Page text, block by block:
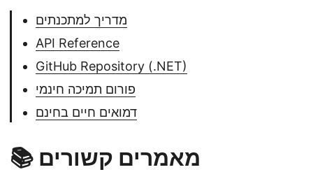
מדריך למתכנתים
API Reference
GitHub Repository (.NET)
פורום תמיכה חינמי
דמואים חיים בחינם
📚 מאמרים קשורים